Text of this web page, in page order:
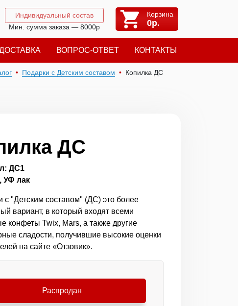
Индивидуальный состав
Мин. сумма заказа — 8000р
Корзина
0р.
ВОПРОС-ОТВЕТ КОНТАКТЫ
Подарки с Детским составом Копилка ДС
ДС
ДС1
УФ лак
с "Детским составом" (ДС) это более
вариант, в который входят всеми
конфеты Twix, Mars, а также другие
сладости, получившие высокие оценки
на сайте «Отзовик».
Распродан